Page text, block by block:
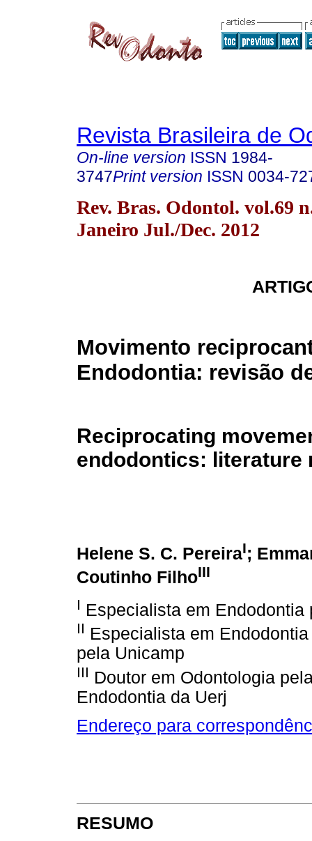
Revista Brasileira de
On-line version ISSN 1984-
3747Print version ISSN 0034-
Rev. Bras. Odontol. vol.69
Janeiro Jul./Dec. 2012
Movimento
Endodontia: revisão
Reciprocating
endodontics: literature
Helene S. C. PereiraI;
Coutinho FilhoIII
I Especialista em Endodontia
II Especialista em
pela Unicamp
III Doutor em Odontologia
Endodontia da Uerj
Endereço para
RESUMO